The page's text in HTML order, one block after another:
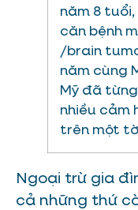
năm 8
căn bệnh
/brain
năm cùng
Mỹ đã
nhiều cảm
trên một tờ
Ngoại trừ gia
cả những thứ